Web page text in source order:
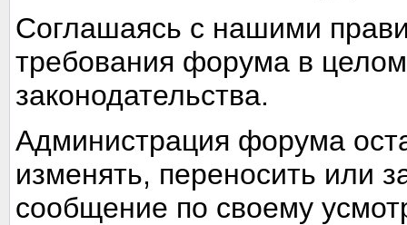
Соглашаясь с нашими
требования форума в
законодательства.
Администрация форума
изменять, переносить или
сообщение по своему